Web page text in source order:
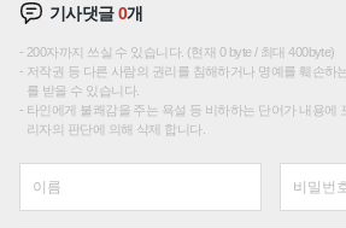
기사댓글0개
200자까지 쓰실 수 있습니다. (현재 0 byte / 최대 400byte)
저작권 등 다른 사람의 권리를 침해하거나 명예를 훼손하
를 받을 수 있습니다.
타인에게 불쾌감을 주는 욕설 등 비하하는 단어가 내용에
리자의 판단에 의해 삭제 합니다.